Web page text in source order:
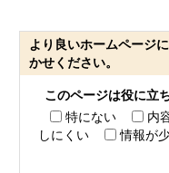
より良いホームページ
かせください。
このページは役に立
特にない
内
しにくい
情報が